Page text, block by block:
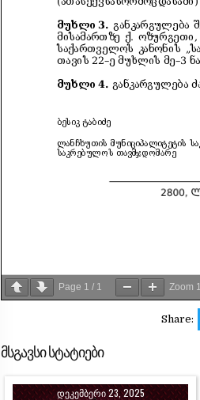
Page 1 / 1 Zoom
Share:
მსგავსი სტატიები
ᲓᲔᲙᲔᲛᲑᲔᲠᲘ 23, 2025